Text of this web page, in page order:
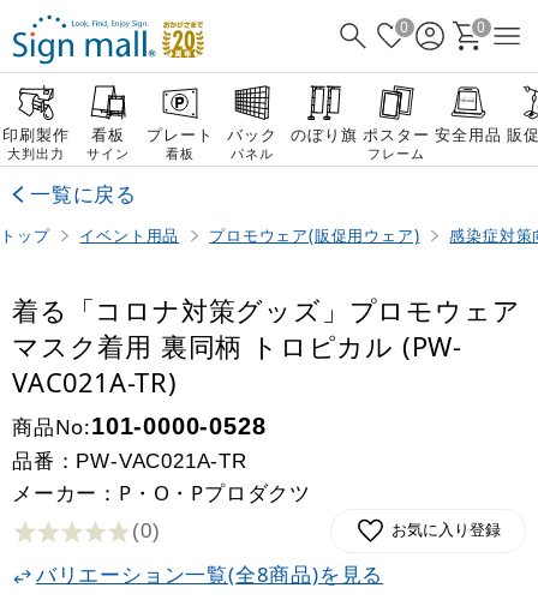
0 0
印刷製作
大判出力
看板
サイン
プレート
看板
バック
パネル
のぼり旗 ポスター
フレーム
安全用品 販
一覧に戻る
トップ イベント用品 プロモウェア(販促用ウェア) 感染症対策
着る「コロナ対策グッズ」プロモウェア
マスク着用 裏同柄 トロピカル (PW-
VAC021A-TR)
商品No:101-0000-0528
品番： PW-VAC021A-TR
メーカー：P・O・Pプロダクツ
(0) お気に入り登録
バリエーション一覧(全8商品)を見る